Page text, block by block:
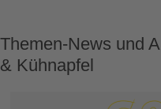
Themen-News und
& Kühnapfel